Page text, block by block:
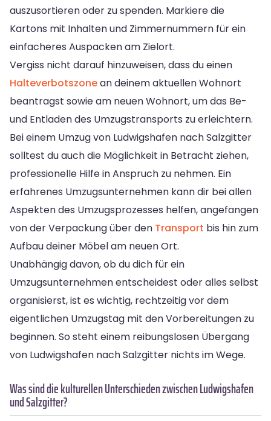
auszusortieren oder zu spenden. Markiere die
Kartons mit Inhalten und Zimmernummern für ein
einfacheres Auspacken am Zielort.
Vergiss nicht darauf hinzuweisen, dass du einen
Halteverbotszonean deinem aktuellen Wohnort
beantragst sowie am neuen Wohnort, um das Be-
und Entladen des Umzugstransports zu erleichtern.
Bei einem Umzug von Ludwigshafen nach Salzgitter
solltest du auch die Möglichkeit in Betracht ziehen,
professionelle Hilfe in Anspruch zu nehmen. Ein
erfahrenes Umzugsunternehmen kann dir bei allen
Aspekten des Umzugsprozesses helfen, angefangen
von der Verpackung über den Transport bis hin zum
Aufbau deiner Möbel am neuen Ort.
Unabhängig davon, ob du dich für ein
Umzugsunternehmen entscheidest oder alles selbst
organisierst, ist es wichtig, rechtzeitig vor dem
eigentlichen Umzugstag mit den Vorbereitungen zu
beginnen. So steht einem reibungslosen Übergang
von Ludwigshafen nach Salzgitter nichts im Wege.
Was sind die kulturellen Unterschieden zwischen Ludwigshafen
und Salzgitter?